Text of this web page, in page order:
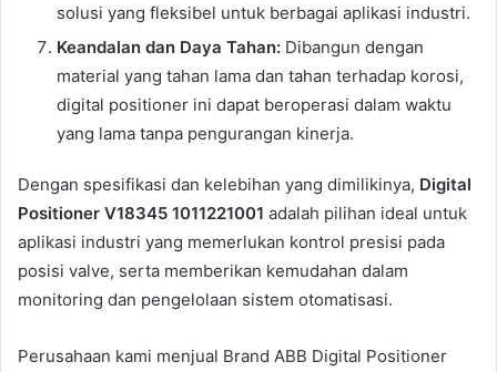
solusi yang fleksibel untuk berbagai aplikasi industri.
Keandalan dan Daya Tahan: Dibangun dengan
material yang tahan lama dan tahan terhadap korosi,
digital positioner ini dapat beroperasi dalam waktu
yang lama tanpa pengurangan kinerja.
Dengan spesifikasi dan kelebihan yang dimilikinya, Digital
Positioner V18345 1011221001 adalah pilihan ideal untuk
aplikasi industri yang memerlukan kontrol presisi pada
posisi valve, serta memberikan kemudahan dalam
monitoring dan pengelolaan sistem otomatisasi.
Perusahaan kami menjual Brand ABB Digital Positioner